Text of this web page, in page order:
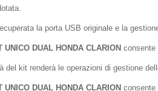
la porta USB originale e la
UNICO DUAL HONDA CLARION consente
del kit renderà le operazioni di gestione
UNICO DUAL HONDA CLARION consente